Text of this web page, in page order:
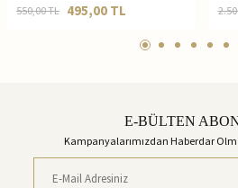
550,00TL 495,00 TL
E-BÜLTEN
Kampanyalarımızdan Haberdar